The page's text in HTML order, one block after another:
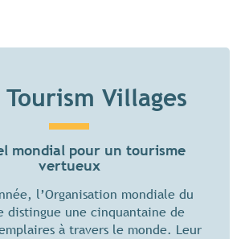
Tourism Villages
mondial pour un tourisme
vertueux
l’Organisation mondiale du
distingue une cinquantaine de
à travers le monde. Leur